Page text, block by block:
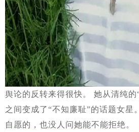
舆论的反转来得很快。 她从清纯的
之间变成了“不知廉耻”的话题女星
自愿的，也没人问她能不能拒绝。